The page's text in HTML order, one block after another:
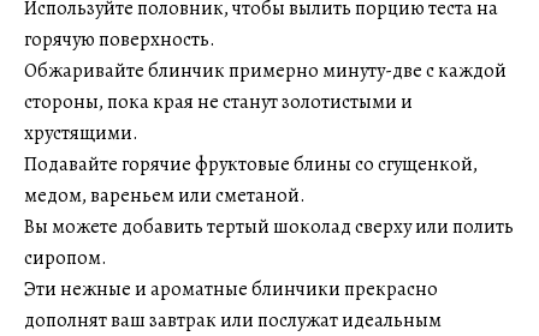
Используйте половник, чтобы вылить порцию теста на
горячую поверхность.
Обжаривайте блинчик примерно минуту-две с каждой
стороны, пока края не станут золотистыми и
хрустящими.
Подавайте горячие фруктовые блины со сгущенкой,
медом, вареньем или сметаной.
Вы можете добавить тертый шоколад сверху или полить
сиропом.
Эти нежные и ароматные блинчики прекрасно
дополнят ваш завтрак или послужат идеальным